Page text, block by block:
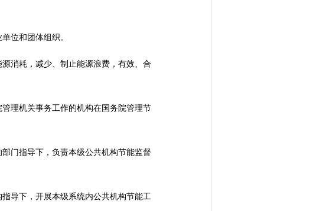
位和团体组织。
耗，减少、制止能源浪费，有效、合
理机关事务工作的机构在国务院管理节
门指导下，负责本级公共机构节能监督
导下，开展本级系统内公共机构节能工